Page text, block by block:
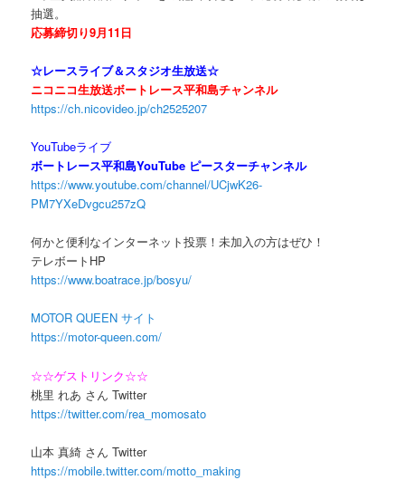
抽選。
応募締切り9月11日
☆レースライブ＆スタジオ生放送☆
ニコニコ生放送ボートレース平和島チャンネル
https://ch.nicovideo.jp/ch2525207
YouTubeライブ
ボートレース平和島YouTube ピースターチャンネル
https://www.youtube.com/channel/UCjwK26-
PM7YXeDvgcu257zQ
何かと便利なインターネット投票！未加入の方はぜひ！
テレボートHP
https://www.boatrace.jp/bosyu/
MOTOR QUEEN サイト
https://motor-queen.com/
☆☆ゲストリンク☆☆
桃里 れあ さん Twitter
https://twitter.com/rea_momosato
山本 真綺 さん Twitter
https://mobile.twitter.com/motto_making